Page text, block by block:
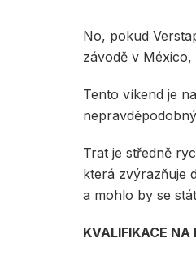
No, pokud
závodě v
Tento víkend je
Trat je středně
která zvýrazňuje
a mohlo by se
KVALIFIKACE NA